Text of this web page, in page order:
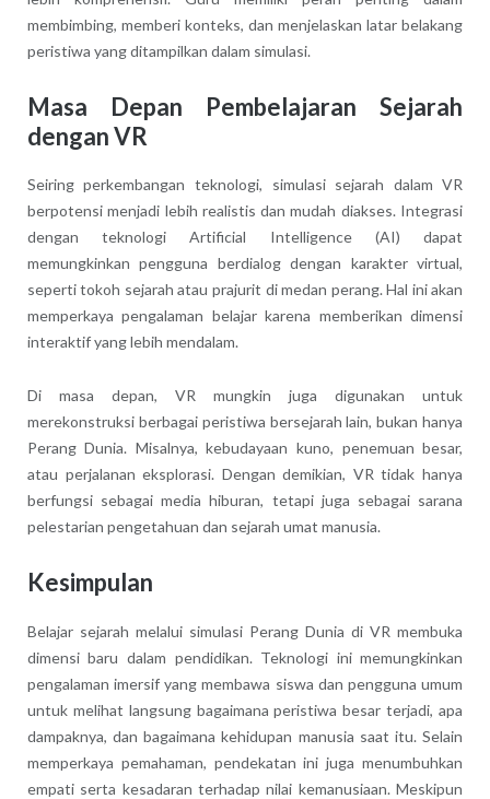
membimbing, memberi konteks, dan menjelaskan latar belakang
peristiwa yang ditampilkan dalam simulasi.
Masa Depan Pembelajaran Sejarah
dengan VR
Seiring perkembangan teknologi, simulasi sejarah dalam VR
berpotensi menjadi lebih realistis dan mudah diakses. Integrasi
dengan teknologi Artificial Intelligence (AI) dapat
memungkinkan pengguna berdialog dengan karakter virtual,
seperti tokoh sejarah atau prajurit di medan perang. Hal ini akan
memperkaya pengalaman belajar karena memberikan dimensi
interaktif yang lebih mendalam.
Di masa depan, VR mungkin juga digunakan untuk
merekonstruksi berbagai peristiwa bersejarah lain, bukan hanya
Perang Dunia. Misalnya, kebudayaan kuno, penemuan besar,
atau perjalanan eksplorasi. Dengan demikian, VR tidak hanya
berfungsi sebagai media hiburan, tetapi juga sebagai sarana
pelestarian pengetahuan dan sejarah umat manusia.
Kesimpulan
Belajar sejarah melalui simulasi Perang Dunia di VR membuka
dimensi baru dalam pendidikan. Teknologi ini memungkinkan
pengalaman imersif yang membawa siswa dan pengguna umum
untuk melihat langsung bagaimana peristiwa besar terjadi, apa
dampaknya, dan bagaimana kehidupan manusia saat itu. Selain
memperkaya pemahaman, pendekatan ini juga menumbuhkan
empati serta kesadaran terhadap nilai kemanusiaan. Meskipun